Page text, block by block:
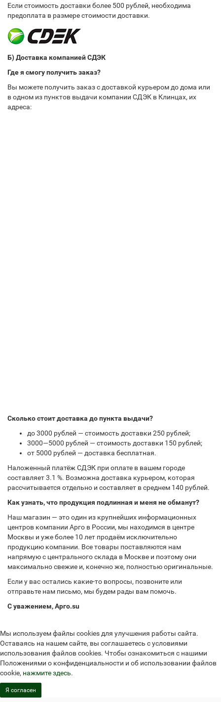
Если стоимость доставки более 500 рублей, необходима
предоплата в размере стоимости доставки.
Б) Доставка компанией СДЭК
Где я смогу получить заказ?
Вы можете получить заказ с доставкой курьером до дома или
в одном из пунктов выдачи компании СДЭК в Клинцах, их
адреса:
Сколько стоит доставка до пункта выдачи?
до 3000 рублей — стоимость доставки 250 рублей;
3000—5000 рублей — стоимость доставки 150 рублей;
от 5000 рублей — доставка бесплатная.
Наложенный платёж СДЭК при оплате в вашем городе
составляет 3.1 %. Возможна доставка курьером, которая
рассчитывается отдельно и составляет в среднем 140 рублей.
Как узнать, что продукция подлинная и меня не обманут?
Наш магазин — это один из крупнейших информационных
центров компании Арго в России, мы находимся в центре
Москвы и уже более 10 лет продаём исключительно
продукцию компании. Все товары поставляются нам
напрямую с центрального склада в Москве и поэтому они
максимально свежие и, конечно же, полностью оригинальные.
Если у вас остались какие-то вопросы, позвоните или
отправьте нам письмо, мы будем рады вам помочь.
С уважением, Арго.su
Мы используем файлы cookies для улучшения работы сайта.
Оставаясь на нашем сайте, вы соглашаетесь с условиями
использования файлов cookies. Чтобы ознакомиться с нашими
Положениями о конфиденциальности и об использовании файлов
cookie, нажмите здесь.
Я согласен